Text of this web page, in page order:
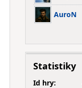
AuroN
Statistiky
Id hry: